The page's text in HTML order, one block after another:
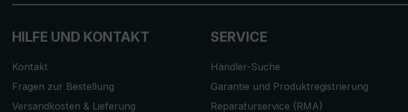
HILFE UND KONTAKT
Kontakt
Fragen zur Bestellung
Versandkosten & Lieferung
SERVICE
Händler-Suche
Garantie und Produktregistrierung
Reparaturservice (RMA)